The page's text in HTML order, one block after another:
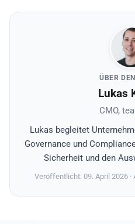
ÜBER
Lukas
CMO,
Lukas begleitet
Governance und
Sicherheit und den
Veröffentlicht: 09. April 2026